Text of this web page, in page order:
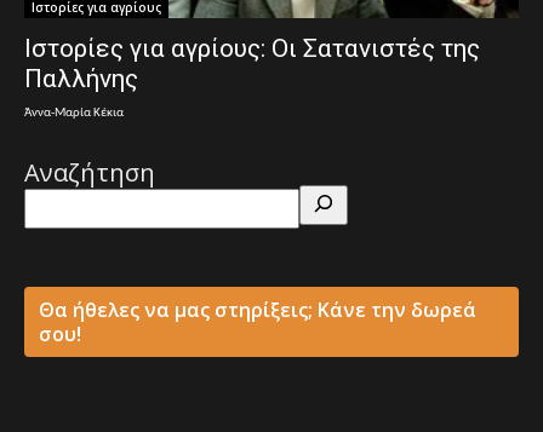
Ιστορίες για αγρίους
Ιστορίες για αγρίους: Οι Σατανιστές της
Παλλήνης
Άννα-Μαρία Κέκια
Αναζήτηση
Θα ήθελες να μας στηρίξεις; Κάνε την δωρεά
σου!